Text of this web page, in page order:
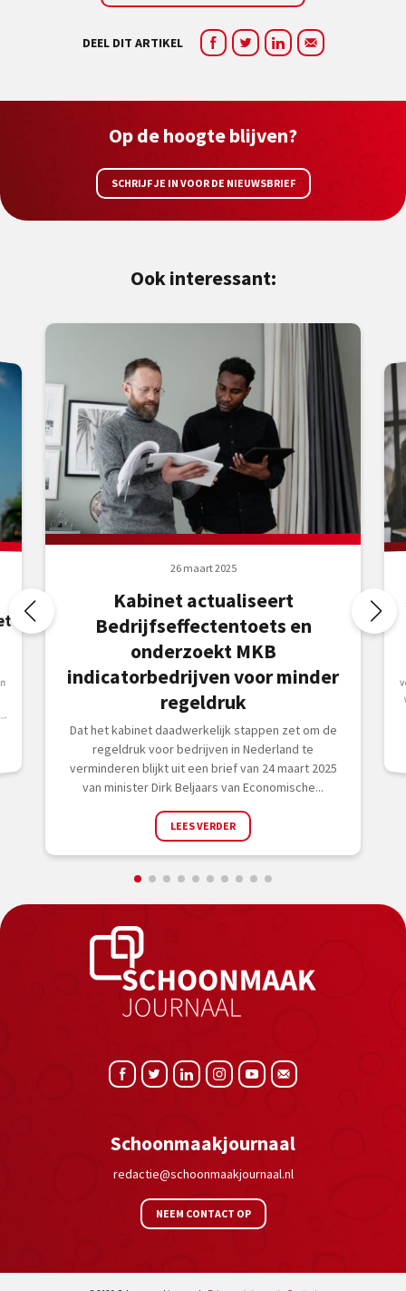
DEEL DIT ARTIKEL
Op de hoogte blijven?
SCHRIJF JE IN VOOR DE NIEUWSBRIEF
Ook interessant:
26 maart 2025
Kabinet actualiseert
Bedrijfseffectentoets en
onderzoekt MKB
indicatorbedrijven voor minder
regeldruk
Dat het kabinet daadwerkelijk stappen zet om de
regeldruk voor bedrijven in Nederland te
verminderen blijkt uit een brief van 24 maart 2025
van minister Dirk Beljaars van Economische...
LEES VERDER
Schoonmaakjournaal
redactie@schoonmaakjournaal.nl
NEEM CONTACT OP